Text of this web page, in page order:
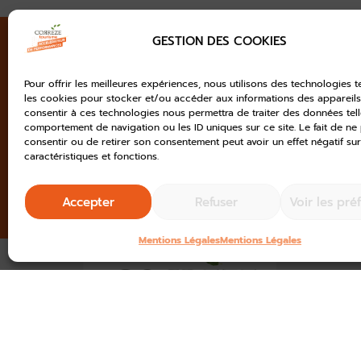
GESTION DES COOKIES
Pour offrir les meilleures expériences, nous utilisons des technologies
les cookies pour stocker et/ou accéder aux informations des
consentir à ces technologies nous permettra de traiter des données
comportement de navigation ou les ID uniques sur ce site. Le fait de ne
consentir ou de retirer son consentement peut avoir un effet négatif
caractéristiques et fonctions.
Accepter Refuser Voir les
Mentions LégalesMentions Légales
Ne manquez rien de
du tourisme en